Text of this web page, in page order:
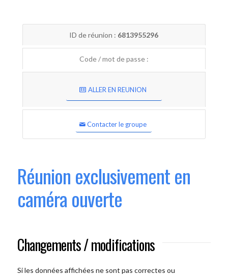
ID de réunion : 6813955296
Code / mot de passe :
ALLER EN REUNION
Contacter le groupe
Réunion exclusivement en
caméra ouverte
Changements / modifications
Si les données affichées ne sont pas correctes ou